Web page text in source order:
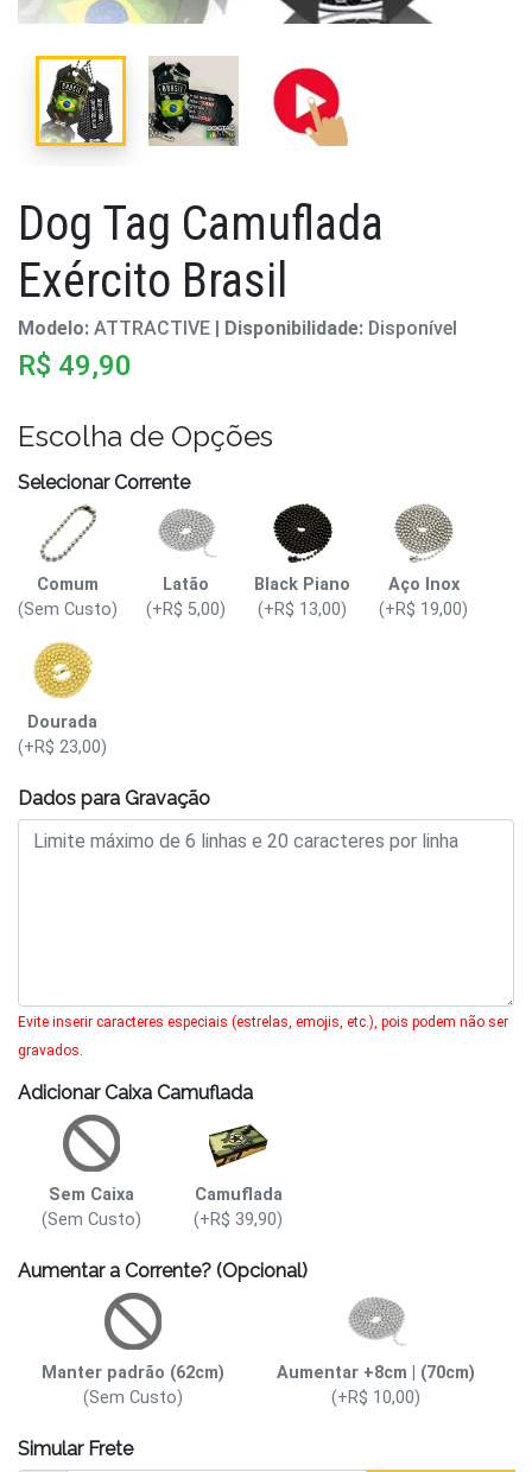
Dog Tag Camuflada
Exército Brasil
Modelo: ATTRACTIVE | Disponibilidade: Disponível
R$ 49,90
Escolha de Opções
Selecionar Corrente
Comum
(Sem Custo)
Latão
(+R$ 5,00)
Black Piano
(+R$ 13,00)
Aço Inox
(+R$ 19,00)
Dourada
(+R$ 23,00)
Dados para Gravação
Evite inserir caracteres especiais (estrelas, emojis, etc.), pois podem não ser
gravados.
Adicionar Caixa Camuflada
Sem Caixa
(Sem Custo)
Camuflada
(+R$ 39,90)
Aumentar a Corrente? (Opcional)
Manter padrão (62cm)
(Sem Custo)
Aumentar +8cm | (70cm)
(+R$ 10,00)
Simular Frete